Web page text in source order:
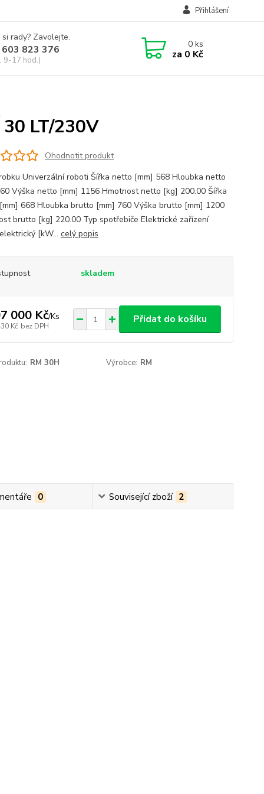
Přihlášení
rady? Zavolejte.
823 376
9-17 hod.)
0ks
za 0 Kč
LT/230V
Ohodnotit produkt
Univerzální roboti Šířka netto [mm] 568 Hloubka netto
Výška netto [mm] 1156 Hmotnost netto [kg] 200.00 Šířka
668 Hloubka brutto [mm] 760 Výška brutto [mm] 1200
brutto [kg] 220.00 Typ spotřebiče Elektrické zařízení
[kW... celý popis
skladem
000 Kč/Ks
Kč bez DPH
Přidat do košíku
RM 30H Výrobce: RM
0 Související zboží 2